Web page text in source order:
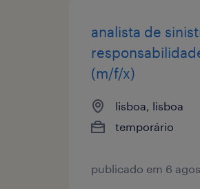
analista de
(m/f/x)
lisboa, lisboa
temporário
publicado em 6